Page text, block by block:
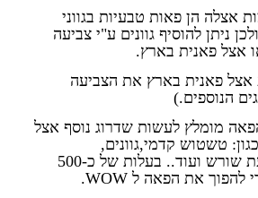
אצלה הן פאות טבעיות בגווני
ניתן להוסיף גוונים ע"י צביעה
אצל פאנית בארץ.
אצל פאנית בארץ את הצביעה
הנוספים.)
מומלץ לעשות שדרוג נוסף אצל
טשטוש קדמי,גוונים,
תספורת,צביעת שורש ועוד.. בעלות של כ500-